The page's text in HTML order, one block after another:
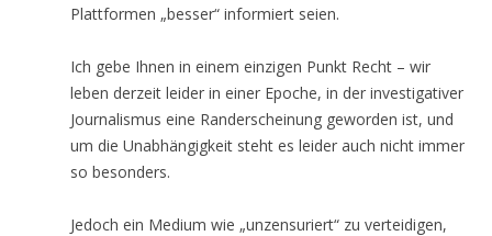
Plattformen „besser“ informiert seien.
Ich gebe Ihnen in einem einzigen Punkt Recht – wir
leben derzeit leider in einer Epoche, in der investigativer
Journalismus eine Randerscheinung geworden ist, und
um die Unabhängigkeit steht es leider auch nicht immer
so besonders.
Jedoch ein Medium wie „unzensuriert“ zu verteidigen,